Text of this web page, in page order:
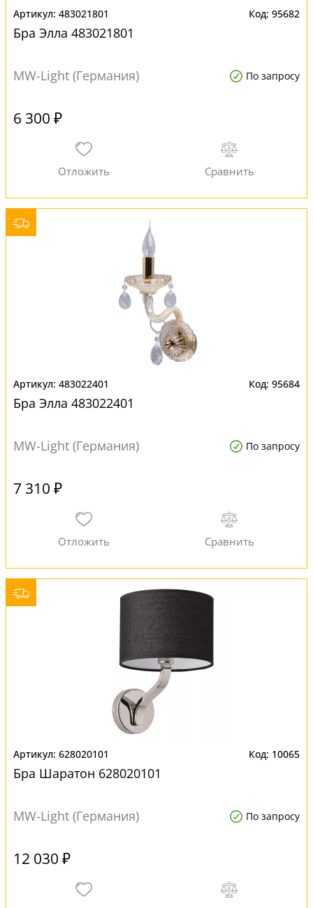
483021801 95682
Бра Элла 483021801
MW-Light (Германия) По запросу
6 300 ₽
483022401 95684
Бра Элла 483022401
MW-Light (Германия) По запросу
7 310 ₽
628020101 10065
Бра Шаратон 628020101
MW-Light (Германия) По запросу
12 030 ₽